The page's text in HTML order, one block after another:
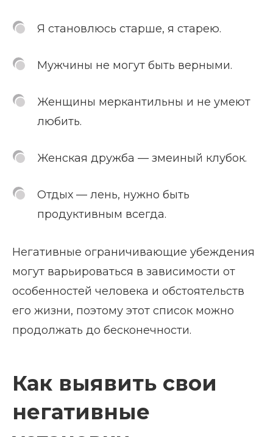
Я становлюсь старше, я старею.
Мужчины не могут быть верными.
Женщины меркантильны и не умеют
любить.
Женская дружба — змеиный клубок.
Отдых — лень, нужно быть
продуктивным всегда.
Негативные ограничивающие убеждения
могут варьироваться в зависимости от
особенностей человека и обстоятельств
его жизни, поэтому этот список можно
продолжать до бесконечности.
Как выявить свои
негативные